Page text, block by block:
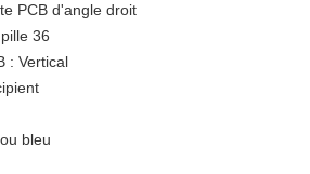
PCB d'angle droit
36
: Vertical
bleu